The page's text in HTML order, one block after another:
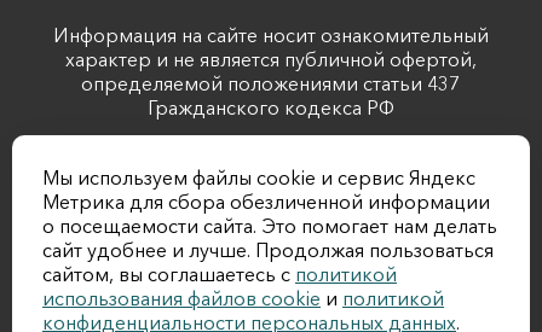
Информация на сайте носит ознакомительный
характер и не является публичной офертой,
определяемой положениями статьи 437
Гражданского кодекса РФ
комитетом по лицензированию Томской области от
20.02.2019
Имеется согласие субъектов персональных данных, чьи сведения
размещены на сайте, на обработку персональных данных
неограниченным кругом лиц. Основание: ст. 10 Закона РФ от
07.02.1992 N2300-1, пп. Д п.17 Правил предоставления медицинскими
Мы используем файлы cookie и сервис Яндекс
Метрика для сбора обезличенной информации
о посещаемости сайта. Это помогает нам делать
сайт удобнее и лучше. Продолжая пользоваться
сайтом, вы соглашаетесь с политикой
использования файлов cookie и политикой
конфиденциальности персональных данных.